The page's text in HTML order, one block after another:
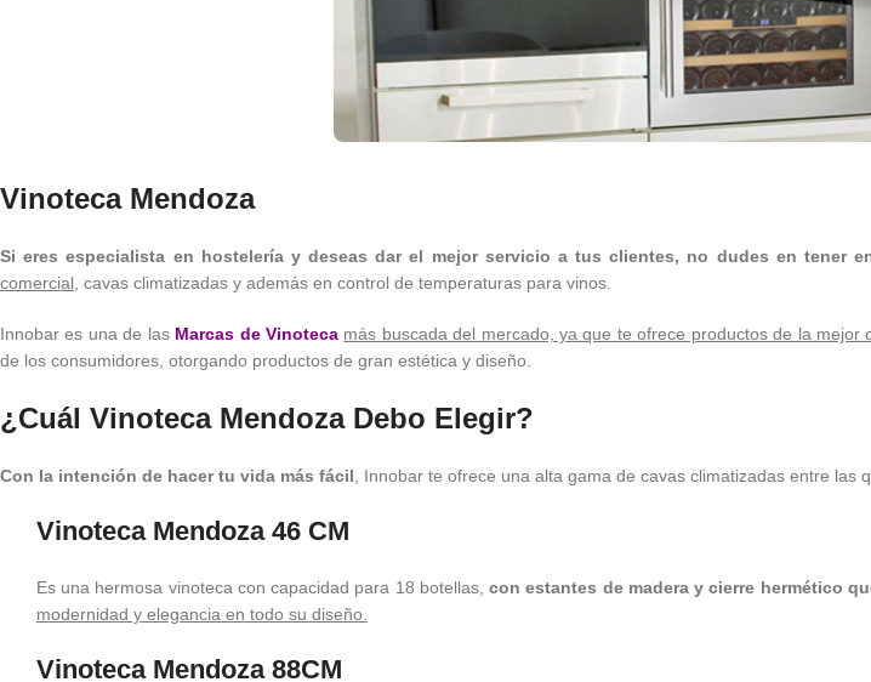
Vinoteca Mendoza
Si eres especialista en hostelería y deseas dar el mejor servicio a tus clientes, no dudes en tener
comercial , cavas climatizadas y además en control de temperaturas para vinos.
Innobar es una de las Marcas de Vinoteca más buscada del mercado, ya que te ofrece productos de la mejor
de los consumidores, otorgando productos de gran estética y diseño.
¿Cuál Vinoteca Mendoza Debo Elegir?
Con la intención de hacer tu vida más fácil , Innobar te ofrece una alta gama de cavas climatizadas entre
Vinoteca Mendoza 46 CM
Es una hermosa vinoteca con capacidad para 18 botellas,con estantes de madera y cierre hermético
modernidad y elegancia en todo su diseño.
Vinoteca Mendoza 88CM